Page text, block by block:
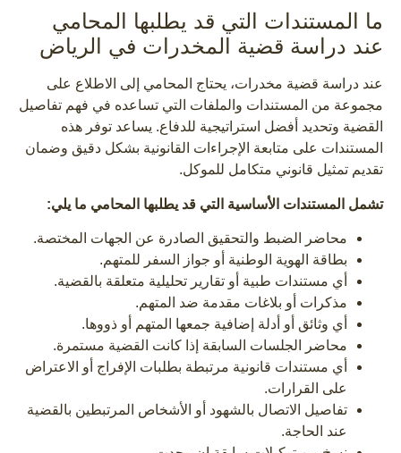
ما المستندات التي قد يطلبها المحامي
عند دراسة قضية المخدرات في الرياض
عند دراسة قضية مخدرات، يحتاج المحامي إلى الاطلاع على
مجموعة من المستندات والملفات التي تساعده في فهم تفاصيل
القضية وتحديد أفضل استراتيجية للدفاع. يساعد توفر هذه
المستندات على متابعة الإجراءات القانونية بشكل دقيق وضمان
تقديم تمثيل قانوني متكامل للموكل.
تشمل المستندات الأساسية التي قد يطلبها المحامي ما يلي:
محاضر الضبط والتحقيق الصادرة عن الجهات المختصة.
بطاقة الهوية الوطنية أو جواز السفر للمتهم.
أي مستندات طبية أو تقارير تحليلية متعلقة بالقضية.
مذكرات أو بلاغات مقدمة ضد المتهم.
أي وثائق أو أدلة إضافية جمعها المتهم أو ذووها.
محاضر الجلسات السابقة إذا كانت القضية مستمرة.
أي مستندات قانونية مرتبطة بطلبات الإفراج أو الاعتراض
على القرارات.
تفاصيل الاتصال بالشهود أو الأشخاص المرتبطين بالقضية
عند الحاجة.